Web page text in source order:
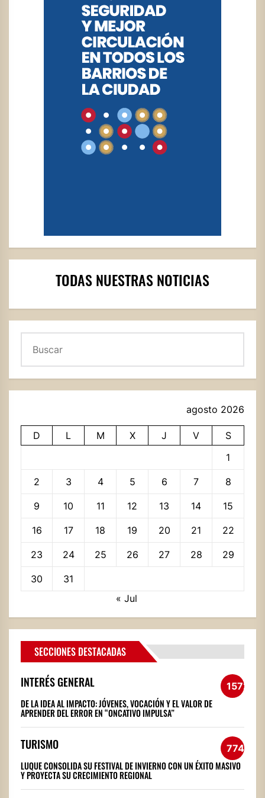
TODAS NUESTRAS NOTICIAS
agosto 2026
D L M X J V
S
1
2 3 4 5 6 7 8
9 10 11 12 13 14 15
16 17 18 19 20 21 22
23 24 25 26 27 28 29
30
31
« Jul
SECCIONES DESTACADAS
INTERÉS GENERAL 1572
DE LA IDEA AL IMPACTO: JÓVENES, VOCACIÓN Y EL VALOR DE
APRENDER DEL ERROR EN “ONCATIVO IMPULSA”
TURISMO 774
LUQUE CONSOLIDA SU FESTIVAL DE INVIERNO CON UN ÉXITO MASIVO
Y PROYECTA SU CRECIMIENTO REGIONAL